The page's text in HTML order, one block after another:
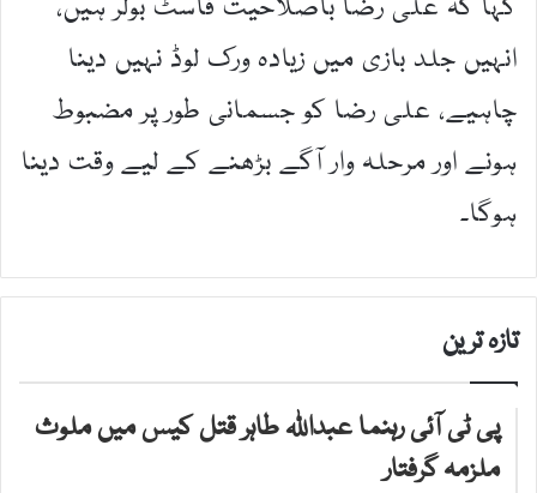
کہا کہ علی رضا باصلاحیت فاسٹ بولر ہیں،
انہیں جلد بازی میں زیادہ ورک لوڈ نہیں دینا
چاہیے، علی رضا کو جسمانی طور پر مضبوط
ہونے اور مرحلہ وار آگے بڑھنے کے لیے وقت دینا
ہوگا۔
تازہ ترین
پی ٹی آئی رہنما عبداللہ طاہر قتل کیس میں ملوث
ملزمہ گرفتار